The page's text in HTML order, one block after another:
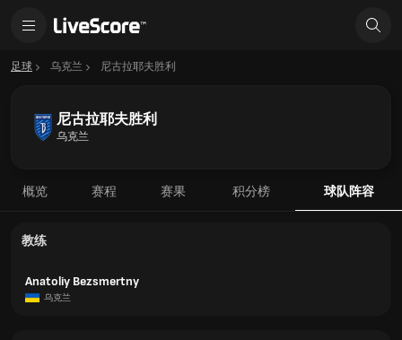
足球 乌克兰 尼古拉耶夫胜利
尼古拉耶夫胜利
乌克兰
概览 赛程 赛果 积分榜 球队阵容
教练
Anatoliy Bezsmertny
乌克兰